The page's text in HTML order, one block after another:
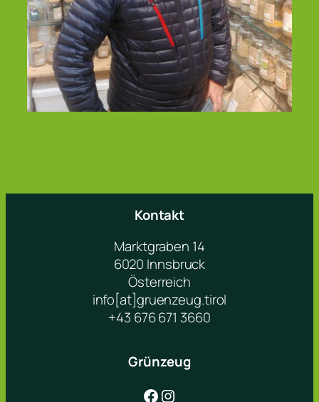
Kontakt
Marktgraben 14
6020 Innsbruck
Österreich
info[at]gruenzeug.tirol
+43 676 671 3660
Grünzeug
Facebook Instagram